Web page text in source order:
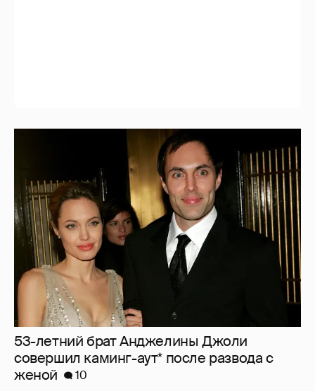
53-летний брат Анджелины Джоли
совершил каминг-аут* после развода с
женой
10